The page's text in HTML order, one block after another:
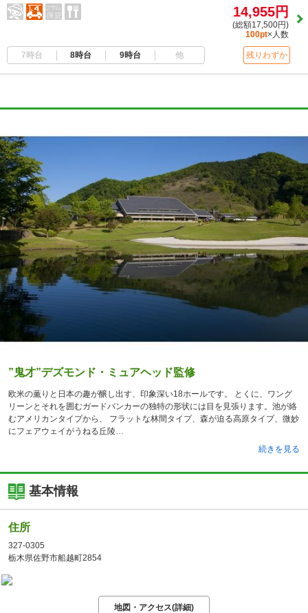
14,955円
(総額17,500円)
100pt×人数
7時台 8時台 9時台 他 残りわずか
”鬼才”デズモンド・ミュアヘッド監修
欧米の薫りと日本の趣が醸し出す、印象深い18ホールです。 とくに、ワング
リーンとそれを囲むガードバンカーの独特の形状には目を見張ります。池が絡
むアメリカンタイプから、 フラットな林間タイプ、森が迫る高原タイプ、微妙
にフェアウェイがうねる丘陵
続きを見る
基本情報
住所
327-0305
栃木県佐野市船越町2854
地図・アクセス(詳細)